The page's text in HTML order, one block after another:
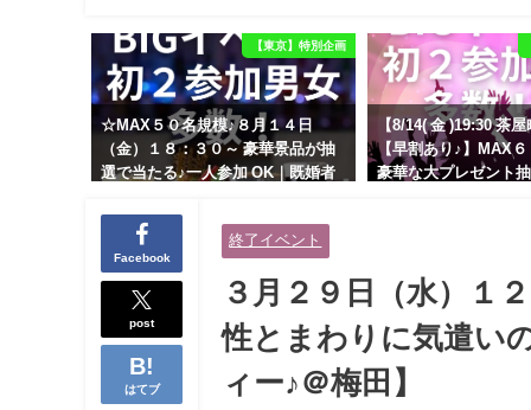
【東京】特別企画
☆MAX５０名規模♪８月１４日
（金）１８：３０～ 豪華景品が抽
選で当たる♪一人参加 OK｜既婚者
余裕のある健康的なオシャレ男性
と美容好きで優しさのある大人女
性の既婚者限定ビッグパーティー♪
＠池袋】
【8/14( 金 )19:30 茶
【早割あり♪】MAX
豪華な大プレゼント
Facebook
post
はてブ
終了イベント
３月２９日（水）１
性とまわりに気遣い
ィー♪＠梅田】